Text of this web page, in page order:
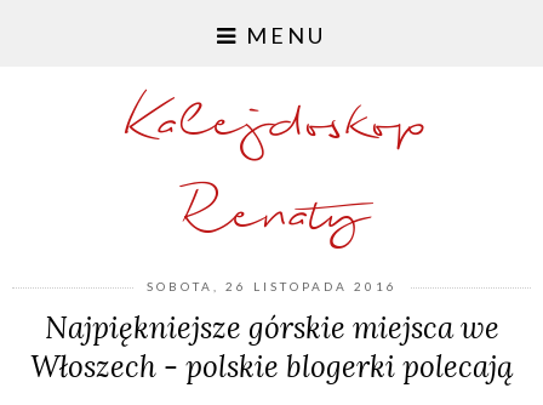
MENU
Kalejdoskop
Renaty
SOBOTA, 26 LISTOPADA 2016
Najpiękniejsze górskie miejsca we
Włoszech - polskie blogerki polecają